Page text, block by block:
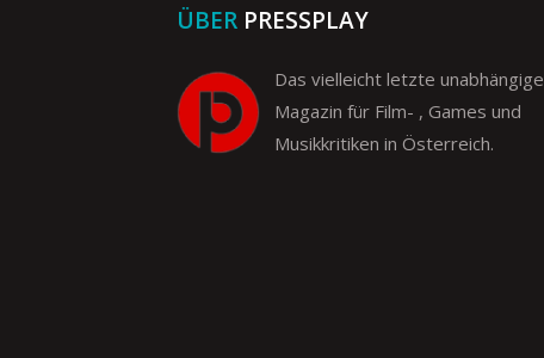
ÜBER PRESSPLAY
Das vielleicht letzte unabhängige
Magazin für Film- , Games und
Musikkritiken in Österreich.